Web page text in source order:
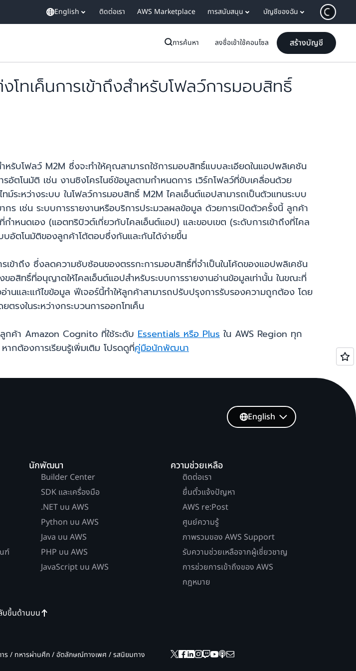
English ติดต่อเรา AWS Marketplace การสนับสนุน บัญชีของฉัน
การค้นหา ลงชื่อเข้าใช้คอนโซล สร้างบัญชี
ทเค็นการเข้าถึงสำหรับโฟลว์การมอบสิทธิ์
บโฟลว์ M2M ซึ่งจะทำให้คุณสามารถใช้การมอบสิทธิ์แบบละเอียดในแอปพลิเคชัน
ตโนมัติ เช่น งานซิงโครไนซ์ข้อมูลตามกำหนดการ เวิร์กโฟลว์ที่ขับเคลื่อนด้วย
ระหว่างระบบ ในโฟลว์การมอบสิทธิ์ M2M ไคลเอ็นต์แอปสามารถเป็นตัวแทนระบบ
ร เช่น ระบบการรายงานหรือบริการประมวลผลข้อมูล ด้วยการเปิดตัวครั้งนี้ ลูกค้า
ำหนดเอง (แอตทริบิวต์เกี่ยวกับไคลเอ็นต์แอป) และขอบเขต (ระดับการเข้าถึงที่ไคล
บอัตโนมัติของลูกค้าโต้ตอบซึ่งกันและกันได้ง่ายขึ้น
เข้าถึง ซึ่งลดความซับซ้อนของตรรกะการมอบสิทธิ์ที่จำเป็นในโค้ดของแอปพลิเคชัน
อสิทธิ์ที่อนุญาตให้ไคลเอ็นต์แอปสำหรับระบบการรายงานอ่านข้อมูลเท่านั้น ในขณะที่
นและแก้ไขข้อมูล ฟีเจอร์นี้ทำให้ลูกค้าสามารถปรับปรุงการรับรองความถูกต้อง โดย
รงในระหว่างกระบวนการออกโทเค็น
ลูกค้า Amazon Cognito ที่ใช้ระดับ Essentials หรือ Plus ใน AWS Region ทุก
กต้องการเรียนรู้เพิ่มเติม โปรดดูที่คู่มือนักพัฒนา
ฑ์
นักพัฒนา
Builder Center
SDK และเครื่องมือ
.NET บน AWS
Python บน AWS
Java บน AWS
PHP บน AWS
JavaScript บน AWS
ความช่วยเหลือ
ติดต่อเรา
ยื่นตั๋วแจ้งปัญหา
AWS re:Post
ศูนย์ความรู้
ภาพรวมของ AWS Support
รับความช่วยเหลือจากผู้เชี่ยวชาญ
การช่วยการเข้าถึงของ AWS
กฎหมาย
English
บขึ้นด้านบน
ร / ทหารผ่านศึก / อัตลักษณ์ทางเพศ / รสนิยมทาง